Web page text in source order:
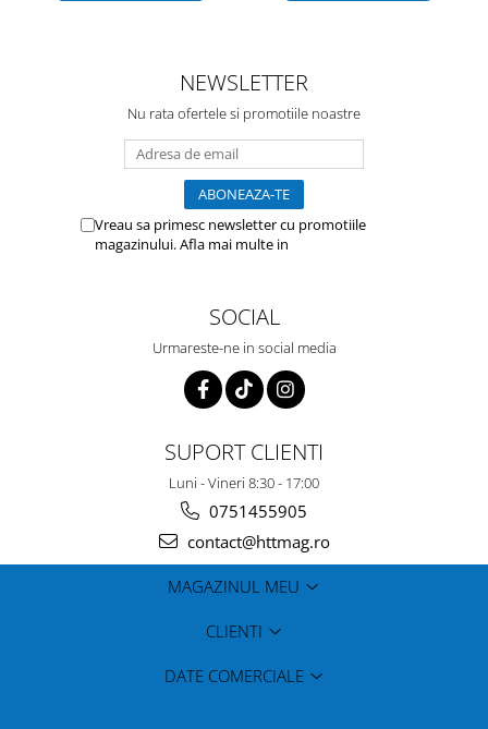
NEWSLETTER
Nu rata ofertele si promotiile noastre
Vreau sa primesc newsletter cu promotiile
magazinului. Afla mai multe in
SOCIAL
Urmareste-ne in social media
SUPORT CLIENTI
Luni - Vineri 8:30 - 17:00
0751455905
contact@httmag.ro
MAGAZINUL MEU
CLIENTI
DATE COMERCIALE